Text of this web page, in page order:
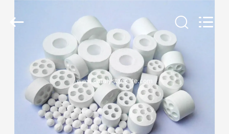
منتجات
معلومات
CO.,LTD.